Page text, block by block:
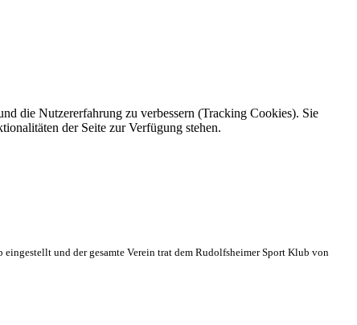
die Nutzererfahrung zu verbessern (Tracking Cookies). Sie
der Seite zur Verfügung stehen.
und der gesamte Verein trat dem Rudolfsheimer Sport Klub von